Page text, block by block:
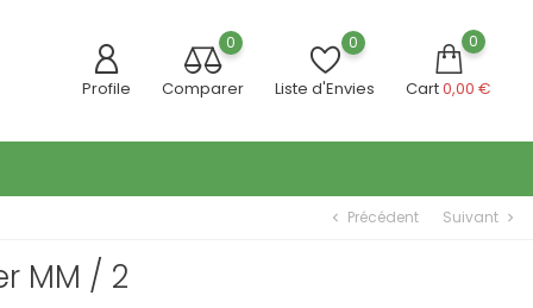
Profile
0
Comparer
0
Liste d'Envies
0
Cart0,00 €
chevron_left Précédent Suivant chevron_right
MM / 2